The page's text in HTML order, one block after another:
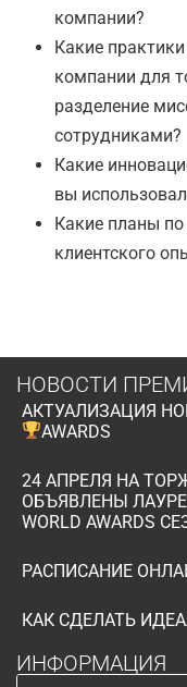
компании?
Какие
компании для
разделение
сотрудниками?
Какие
вы
Какие планы
клиентского
НОВОСТИ
АКТУАЛИЗАЦИЯ
AWARDS
24 АПРЕЛЯ НА
ОБЪЯВЛЕНЫ
WORLD AWARDS
РАСПИСАНИЕ
КАК СДЕЛАТЬ
ИНФОРМАЦИЯ